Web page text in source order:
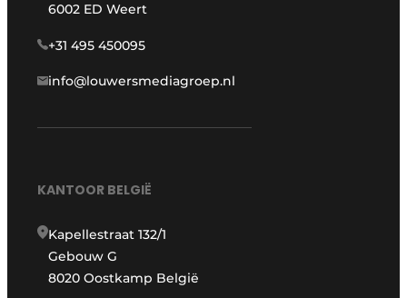
6002 ED Weert
+31 495 450095
info@louwersmediagroep.nl
KANTOOR BELGIË
Kapellestraat 132/1
Gebouw G
8020 Oostkamp België